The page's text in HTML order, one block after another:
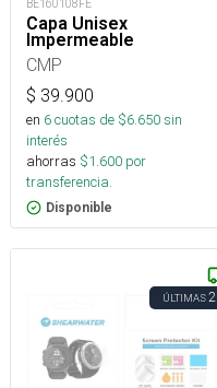
BE160108FE
Capa Unisex
Impermeable
CMP
$ 39.900
en 6cuotas de $6.650sin
interés
ahorras $1.600 por
transferencia.
Disponible
ÚLTIMAS2